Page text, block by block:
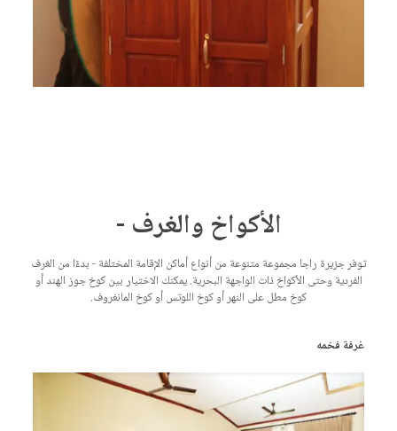
الأكواخ والغرف -
توفر جزيرة راجا مجموعة متنوعة من أنواع أماكن الإقامة المختلفة - بدءًا من الغرف
الفردية وحتى الأكواخ ذات الواجهة البحرية. يمكنك الاختيار بين كوخ جوز الهند أو
كوخ مطل على النهر أو كوخ اللوتس أو كوخ المانغروف.
غرفة فخمه